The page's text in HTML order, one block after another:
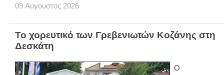
09 Αύγουστος 2026
Το χορευτικό των Γρεβενιωτών Κοζάνης στη
Δεσκάτη
Ο